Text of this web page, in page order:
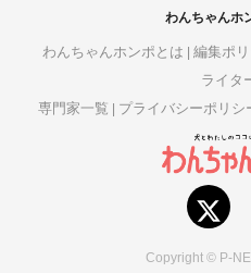
わんちゃんホ
わんちゃんホンポとは 編集ポ
ライタ
専門家一覧
プライバシーポリシ
Copyright © P-